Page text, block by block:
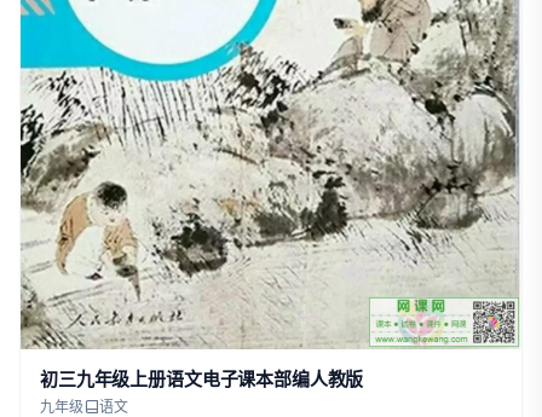
初三九年级上册语文电子课本部编人教版
九年级 语文